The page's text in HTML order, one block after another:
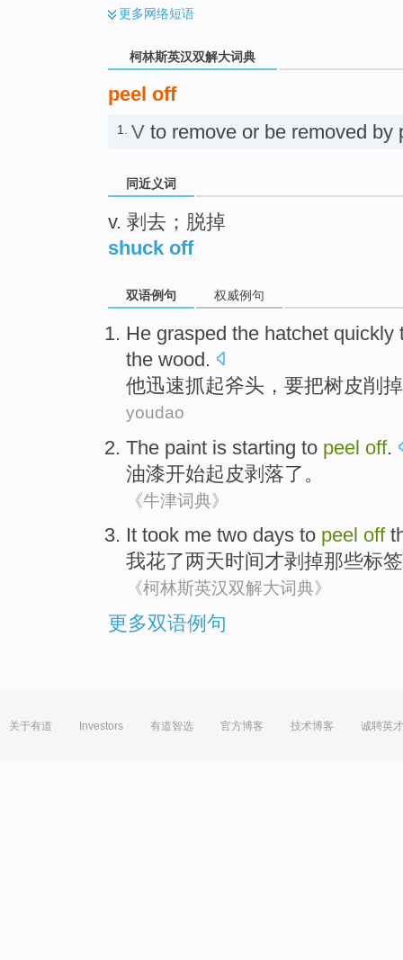
更多网络短语
柯林斯英汉双解大词典
peel off
1. V to remove or be removed by
同近义词
v. 剥去；脱掉
shuck off
双语例句 权威例句
He grasped the hatchet quickly
the wood.
他迅速抓起斧头 ， 要把树皮削 掉
youdao
The paint is starting to peel off.
油漆开始起皮剥落了。
《牛津词典》
It took me two days to peel off
我花了两天时间才剥 掉那些标
《柯林斯英汉双解大词典》
更多双语例句
关于有道 Investors 有道智选 官方博客 技术博客 诚聘英才